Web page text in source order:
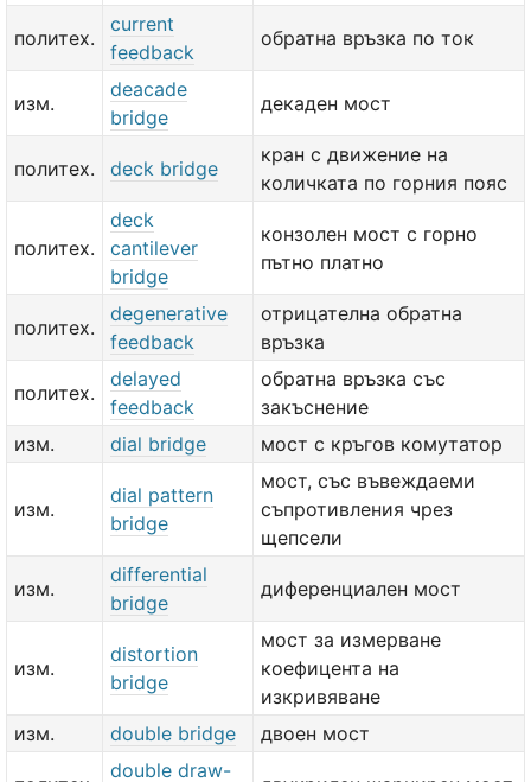
политех.
current
feedback
обратна връзка по ток
изм.
deacade
bridge
декаден мост
политех. deck bridge
кран с движение на
количката по горния пояс
политех.
deck
cantilever
bridge
конзолен мост с горно
пътно платно
политех.
degenerative
feedback
отрицателна обратна
връзка
политех.
delayed
feedback
обратна връзка със
закъснение
изм.
dial bridge мост с кръгов комутатор
изм.
dial pattern
bridge
мост, със въвеждаеми
съпротивления чрез
щепсели
изм.
differential
bridge
диференциален мост
изм.
distortion
bridge
мост за измерване
коефицента на
изкривяване
изм.
double bridge двоен мост
double draw-